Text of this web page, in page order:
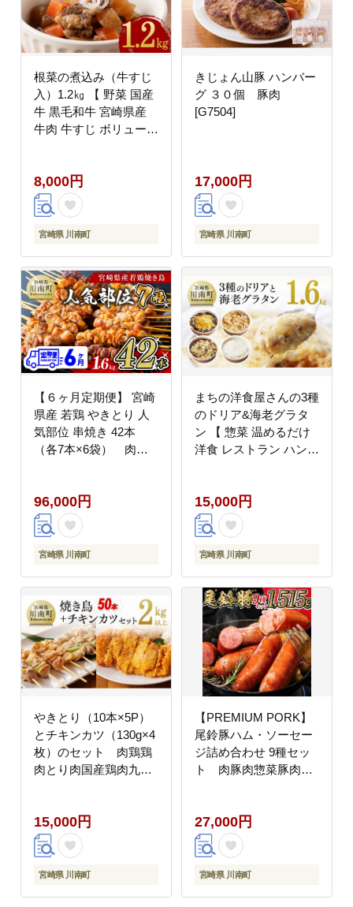
根菜の煮込み（牛すじ
入）1.2㎏ 【 野菜 国産
牛 黒毛和牛 宮崎県産
牛肉 牛すじ ボリューム
8,000円
宮崎県 川南町
きじょん山豚 ハンバー
グ ３０個 豚肉
[G7504]
17,000円
宮崎県 川南町
【６ヶ月定期便】 宮崎
県産 若鶏 やきとり 人
気部位 串焼き 42本
（各7本×6袋） 肉鶏
若鶏焼鳥やきとりグラ
ンピングBBQキャンプ
鶏肉送料無料鶏肉
[D07804t6]
96,000円
宮崎県 川南町
まちの洋食屋さんの3種
のドリア&海老グラタ
ン 【 惣菜 温めるだけ
洋食 レストラン ハンバ
15,000円
宮崎県 川南町
やきとり（10本×5P）
とチキンカツ（130g×4
枚）のセット 肉鶏鶏
肉とり肉国産鶏肉九州
BBQキャンプ鶏肉送料
無料鶏肉[D06909]
15,000円
宮崎県 川南町
【PREMIUM PORK】
尾鈴豚ハム・ソーセー
ジ詰め合わせ 9種セッ
ト 肉豚肉惣菜豚肉豚
料豚肉[C09208]
27,000円
宮崎県 川南町